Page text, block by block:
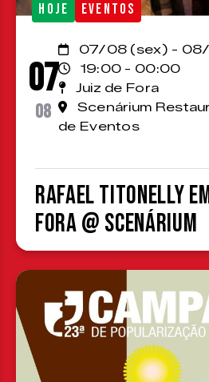
HOJE EVENTOS
07
08
07/08 (sex) -
19:00 - 00:00
Juiz de Fora
Scenárium
de Eventos
Rafael Titonelly
Fora @ Scenárium